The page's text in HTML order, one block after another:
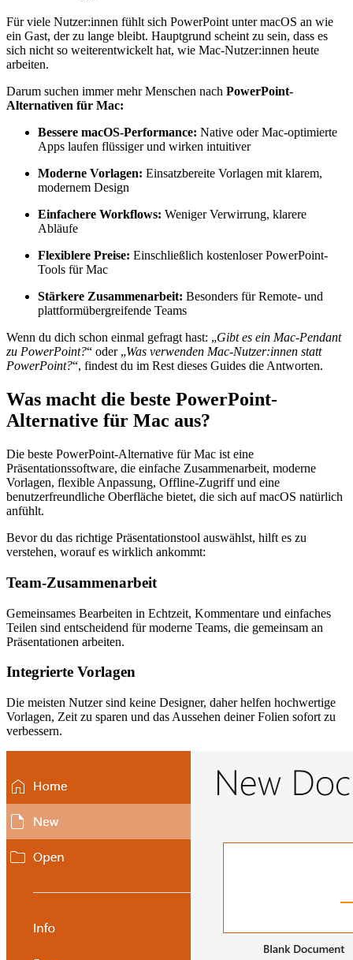
Für viele Nutzer:innen fühlt sich PowerPoint unter macOS an wie
ein Gast, der zu lange bleibt. Hauptgrund scheint zu sein, dass es
sich nicht so weiterentwickelt hat, wie Mac‑Nutzer:innen heute
arbeiten.
Darum suchen immer mehr Menschen nach PowerPoint-
Alternativen für Mac:
Bessere macOS-Performance: Native oder Mac-optimierte
Apps laufen flüssiger und wirken intuitiver
Moderne Vorlagen: Einsatzbereite Vorlagen mit klarem,
modernem Design
Einfachere Workflows: Weniger Verwirrung, klarere
Abläufe
Flexiblere Preise: Einschließlich kostenloser PowerPoint-
Tools für Mac
Stärkere Zusammenarbeit: Besonders für Remote- und
plattformübergreifende Teams
Wenn du dich schon einmal gefragt hast: „Gibt es ein Mac-Pendant
zu PowerPoint?“ oder „Was verwenden Mac‑Nutzer:innen statt
PowerPoint?“, findest du im Rest dieses Guides die Antworten.
Was macht die beste PowerPoint-
Alternative für Mac aus?
Die beste PowerPoint-Alternative für Mac ist eine
Präsentationssoftware, die einfache Zusammenarbeit, moderne
Vorlagen, flexible Anpassung, Offline-Zugriff und eine
benutzerfreundliche Oberfläche bietet, die sich auf macOS natürlich
anfühlt.
Bevor du das richtige Präsentationstool auswählst, hilft es zu
verstehen, worauf es wirklich ankommt:
Team-Zusammenarbeit
Gemeinsames Bearbeiten in Echtzeit, Kommentare und einfaches
Teilen sind entscheidend für moderne Teams, die gemeinsam an
Präsentationen arbeiten.
Integrierte Vorlagen
Die meisten Nutzer sind keine Designer, daher helfen hochwertige
Vorlagen, Zeit zu sparen und das Aussehen deiner Folien sofort zu
verbessern.